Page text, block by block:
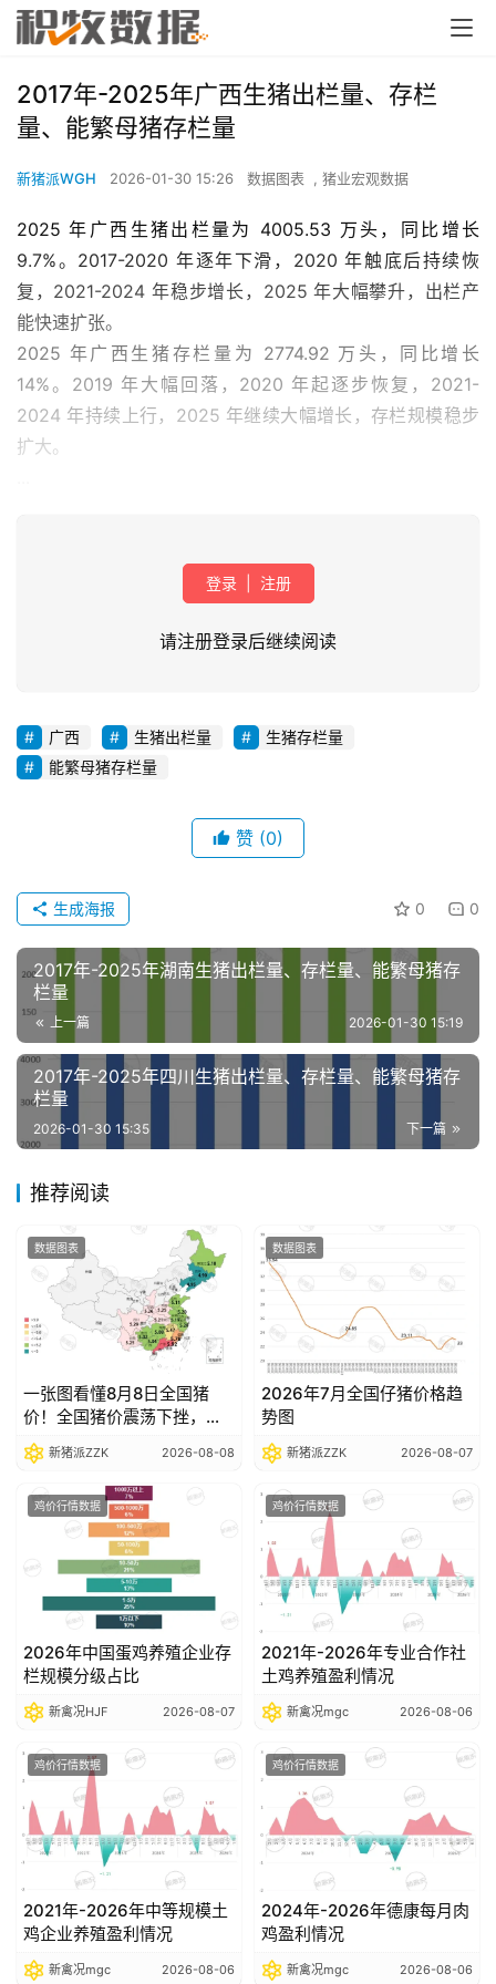
首
页
新
闻
分
析
报
告
据
表
今
猪
价
2017年-2025年广西生猪出栏量、存栏
量、能繁母猪存栏量
新猪派WGH 2026-01-30 15:26 数据图表 , 猪业宏观数据
2025 年广西生猪出栏量为 4005.53 万头，同比增长
9.7%。2017-2020 年逐年下滑，2020 年触底后持续恢
复，2021-2024 年稳步增长，2025 年大幅攀升，出栏产
能快速扩张。
2025 年广西生猪存栏量为 2774.92 万头，同比增长
14%。2019 年大幅回落，2020 年起逐步恢复，2021-
2024 年持续上行，2025 年继续大幅增长，存栏规模稳步
扩大。
登录 注册
请注册登录后继续阅读
广西 生猪出栏量
生猪存栏量
能繁母猪存栏量
赞 (0)
0 0
生成海报
2017年-2025年湖南生猪出栏量、存栏量、能繁母猪存
栏量
上一篇 2026-01-30 15:19
2017年-2025年四川生猪出栏量、存栏量、能繁母猪存
栏量
下一篇
2026-01-30 15:35
推荐阅读
数据图表
一张图看懂8月8日全国猪
价！全国猪价震荡下挫，部
分省份跌破5元关口
新猪派ZZK 2026-08-08
数据图表
2026年7月全国仔猪价格趋
势图
新猪派ZZK 2026-08-07
鸡价行情数据
2026年中国蛋鸡养殖企业存
栏规模分级占比
新禽况HJF 2026-08-07
鸡价行情数据
2021年-2026年专业合作社
土鸡养殖盈利情况
新禽况mgc 2026-08-06
鸡价行情数据
2021年-2026年中等规模土
鸡企业养殖盈利情况
新禽况mgc 2026-08-06
鸡价行情数据
2024年-2026年德康每月肉
鸡盈利情况
新禽况mgc 2026-08-06